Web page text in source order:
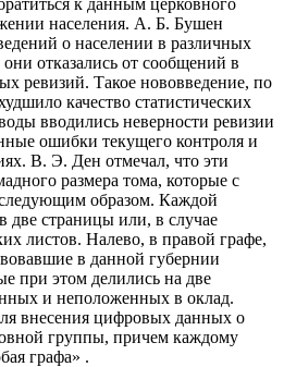
населения. А. Б. Бушен
о населении в различных
отказались от сообщений в
ревизий. Такое нововведение, по
качество статистических
вводились неверности ревизии
ошибки текущего контроля и
В. Э. Ден отмечал, что эти
размера тома, которые с
образом. Каждой
две страницы или, в случае
листов. Налево, в правой графе,
в данной губернии
при этом делились на две
и неположенных в оклад.
внесения цифровых данных о
группы, причем каждому
графа» .